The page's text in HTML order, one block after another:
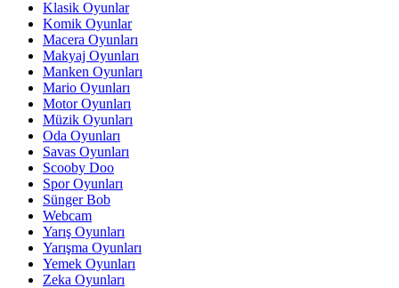
Klasik Oyunlar
Komik Oyunlar
Macera Oyunları
Makyaj Oyunları
Manken Oyunları
Mario Oyunları
Motor Oyunları
Müzik Oyunları
Oda Oyunları
Savas Oyunları
Scooby Doo
Spor Oyunları
Sünger Bob
Webcam
Yarış Oyunları
Yarışma Oyunları
Yemek Oyunları
Zeka Oyunları